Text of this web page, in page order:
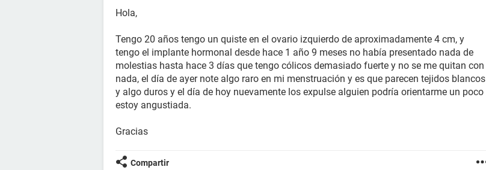
Hola,
Tengo 20 años tengo un quiste en el ovario izquierdo de aproximadamente 4 cm, y
tengo el implante hormonal desde hace 1 año 9 meses no había presentado nada de
molestias hasta hace 3 días que tengo cólicos demasiado fuerte y no se me quitan con
nada, el día de ayer note algo raro en mi menstruación y es que parecen tejidos blancos
y algo duros y el día de hoy nuevamente los expulse alguien podría orientarme un poco
estoy angustiada.
Gracias
Compartir